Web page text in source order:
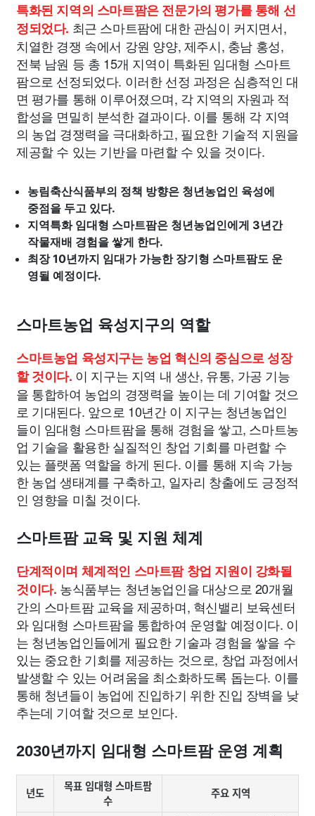
특화된 지역의 스마트팜은 전문가의 평가를 통해 선
정되었다. 최근 스마트팜에 대한 관심이 커지면서,
치열한 경쟁 속에서 강원 양양, 제주시, 충남 홍성,
전북 남원 등 총 15개 지역이 특화된 임대형 스마트
팜으로 선정되었다. 이러한 선정 과정은 심층적인 대
면 평가를 통해 이루어졌으며, 각 지역의 자원과 적
합성을 면밀히 분석한 결과이다. 이를 통해 각 지역
의 농업 경쟁력을 극대화하고, 필요한 기술적 지원을
제공할 수 있는 기반을 마련할 수 있을 것이다.
농림축산식품부의 정책 방향은 청년농업인 육성에
중점을 두고 있다.
지역특화 임대형 스마트팜은 청년농업인에게 3년간
작물재배 경험을 쌓게 한다.
최장 10년까지 임대가 가능한 장기형 스마트팜도 운
영될 예정이다.
스마트농업 육성지구의 역할
스마트농업 육성지구는 농업 혁신의 중심으로 성장
할 것이다. 이 지구는 지역 내 생산, 유통, 가공 기능
을 통합하여 농업의 경쟁력을 높이는 데 기여할 것으
로 기대된다. 앞으로 10년간 이 지구는 청년농업인
들이 임대형 스마트팜을 통해 경험을 쌓고, 스마트농
업 기술을 활용한 실질적인 창업 기회를 마련할 수
있는 플랫폼 역할을 하게 된다. 이를 통해 지속 가능
한 농업 생태계를 구축하고, 일자리 창출에도 긍정적
인 영향을 미칠 것이다.
스마트팜 교육 및 지원 체계
단계적이며 체계적인 스마트팜 창업 지원이 강화될
것이다. 농식품부는 청년농업인을 대상으로 20개월
간의 스마트팜 교육을 제공하며, 혁신밸리 보육센터
와 임대형 스마트팜을 통합하여 운영할 예정이다. 이
는 청년농업인들에게 필요한 기술과 경험을 쌓을 수
있는 중요한 기회를 제공하는 것으로, 창업 과정에서
발생할 수 있는 어려움을 최소화하도록 돕는다. 이를
통해 청년들이 농업에 진입하기 위한 진입 장벽을 낮
추는데 기여할 것으로 보인다.
2030년까지 임대형 스마트팜 운영 계획
년도
목표 임대형 스마트팜
수
주요 지역